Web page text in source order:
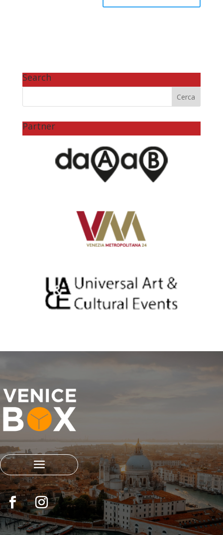
Search
Partner